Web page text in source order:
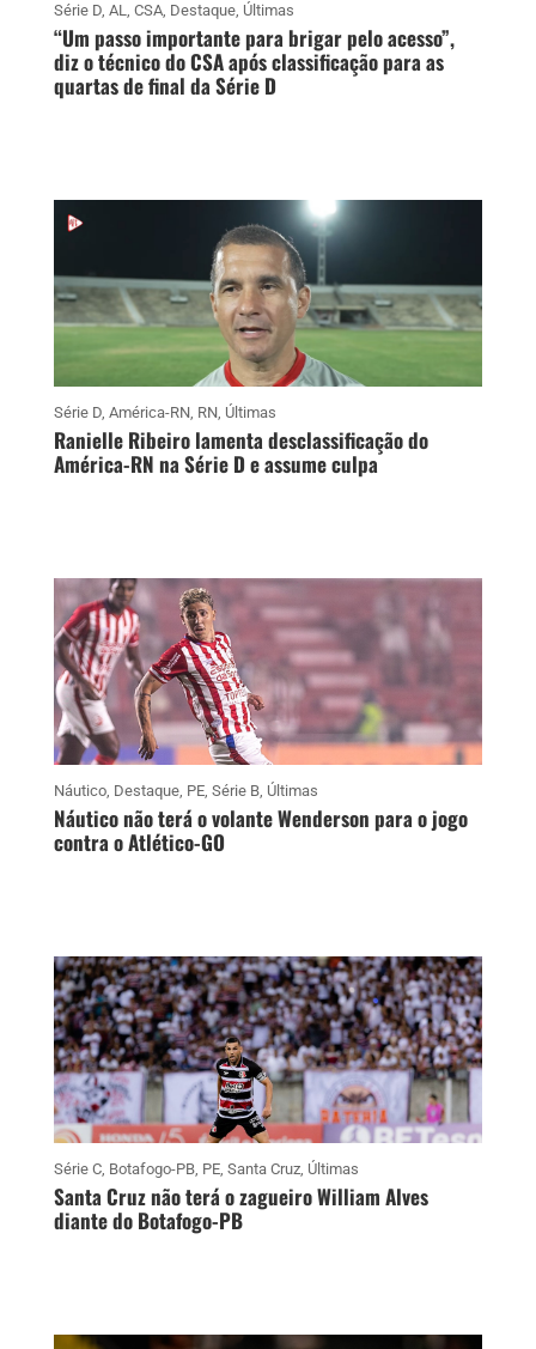
Série D, AL, CSA, Destaque, Últimas
“Um passo importante para brigar pelo acesso”,
diz o técnico do CSA após classificação para as
quartas de final da Série D
Série D, América-RN, RN, Últimas
Ranielle Ribeiro lamenta desclassificação do
América-RN na Série D e assume culpa
Náutico, Destaque, PE, Série B, Últimas
Náutico não terá o volante Wenderson para o jogo
contra o Atlético-GO
Série C, Botafogo-PB, PE, Santa Cruz, Últimas
Santa Cruz não terá o zagueiro William Alves
diante do Botafogo-PB